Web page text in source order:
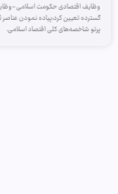
وظایف اقتصادی حکومت اسلامی-
گسترده تعیین کرد:پیاده نمودن عناصر
پرتو شاخصه‌های کلی اقتصاد اسلامی.